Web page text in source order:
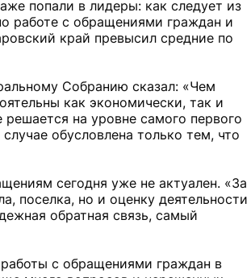
попали в лидеры: как следует из
работе с обращениями граждан и
край превысил средние по
Собранию сказал: «Чем
как экономически, так и
на уровне самого первого
обусловлена только тем, что
сегодня уже не актуален. «За
поселка, но и оценку деятельности
обратная связь, самый
с обращениями граждан в